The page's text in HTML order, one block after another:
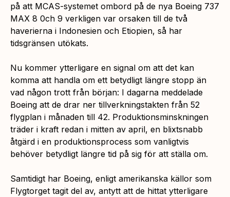
på att MCAS-systemet ombord på de nya Boeing 737
MAX 8 0ch 9 verkligen var orsaken till de två
haverierna i Indonesien och Etiopien, så har
tidsgränsen utökats.
Nu kommer ytterligare en signal om att det kan
komma att handla om ett betydligt längre stopp än
vad någon trott från början: I dagarna meddelade
Boeing att de drar ner tillverkningstakten från 52
flygplan i månaden till 42. Produktionsminskningen
träder i kraft redan i mitten av april, en blixtsnabb
åtgärd i en produktionsprocess som vanligtvis
behöver betydligt längre tid på sig för att ställa om.
Samtidigt har Boeing, enligt amerikanska källor som
Flygtorget tagit del av, antytt att de hittat ytterligare